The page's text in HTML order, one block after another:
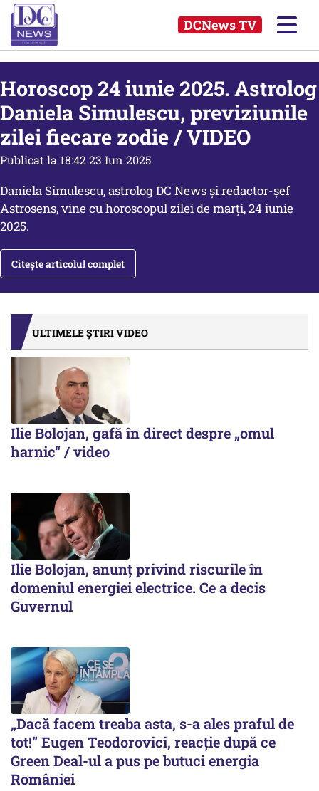
DCNews TV
Horoscop 24 iunie 2025. Astrolog
Daniela Simulescu, previziunile
zilei fiecare zodie / VIDEO
Publicat la 18:42 23 Iun 2025
Daniela Simulescu, astrolog DC News și redactor-șef
Astrosens, vine cu horoscopul zilei de marți, 24 iunie
2025.
Citește articolul complet
ULTIMELE ȘTIRI VIDEO
Ilie Bolojan, gafă în direct despre „omul
harnic“ / video
Ilie Bolojan, anunț privind riscurile în
domeniul energiei electrice. Ce a decis
Guvernul
„Dacă facem treaba asta, s-a ales praful de
tot!” Eugen Teodorovici, reacție după ce
Green Deal-ul a pus pe butuci energia
României